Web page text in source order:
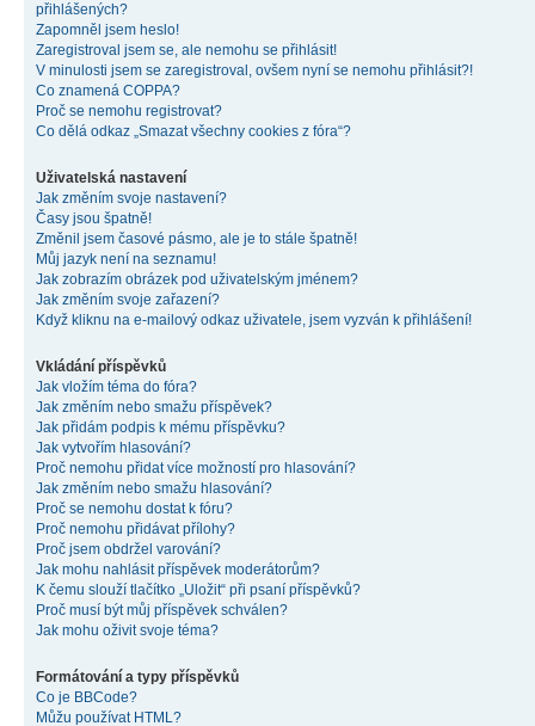
přihlášených?
Zapomněl jsem heslo!
Zaregistroval jsem se, ale nemohu se přihlásit!
V minulosti jsem se zaregistroval, ovšem nyní se nemohu přihlásit?!
Co znamená COPPA?
Proč se nemohu registrovat?
Co dělá odkaz „Smazat všechny cookies z fóra“?
Uživatelská nastavení
Jak změním svoje nastavení?
Časy jsou špatně!
Změnil jsem časové pásmo, ale je to stále špatně!
Můj jazyk není na seznamu!
Jak zobrazím obrázek pod uživatelským jménem?
Jak změním svoje zařazení?
Když kliknu na e-mailový odkaz uživatele, jsem vyzván k přihlášení!
Vkládání příspěvků
Jak vložím téma do fóra?
Jak změním nebo smažu příspěvek?
Jak přidám podpis k mému příspěvku?
Jak vytvořím hlasování?
Proč nemohu přidat více možností pro hlasování?
Jak změním nebo smažu hlasování?
Proč se nemohu dostat k fóru?
Proč nemohu přidávat přílohy?
Proč jsem obdržel varování?
Jak mohu nahlásit příspěvek moderátorům?
K čemu slouží tlačítko „Uložit“ při psaní příspěvků?
Proč musí být můj příspěvek schválen?
Jak mohu oživit svoje téma?
Formátování a typy příspěvků
Co je BBCode?
Můžu používat HTML?